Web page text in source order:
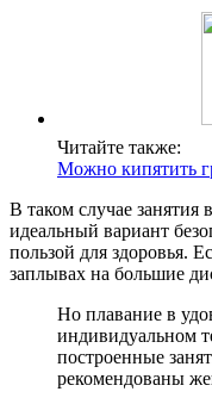
Читайте также:
Можно кипятить
В таком случае занятия
идеальный вариант
пользой для здоровья.
заплывах на большие
Но плавание в
индивидуальном
построенные
рекомендованы